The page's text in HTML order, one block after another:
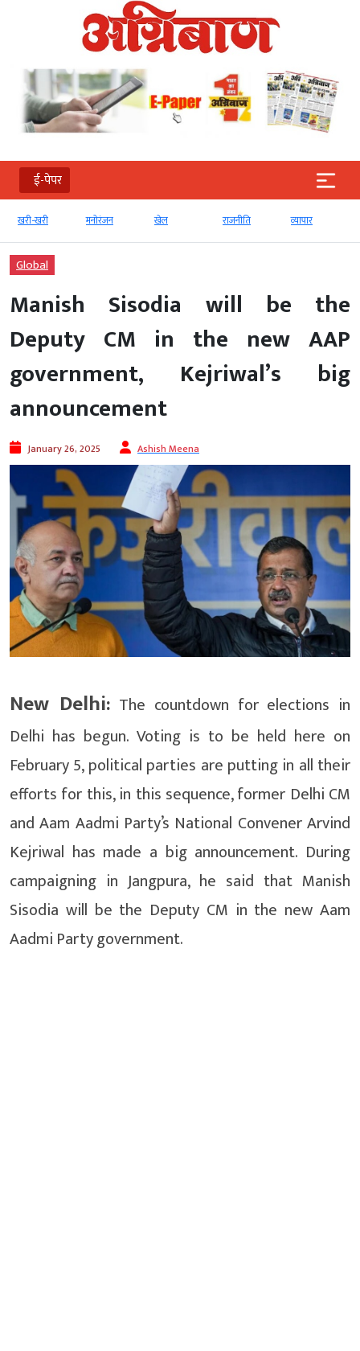
ई-पेपर
खरी-खरी मनोरंजन खेल राजनीति व्‍यापार
Global
Manish Sisodia will be the
Deputy CM in the new AAP
government, Kejriwal’s big
announcement
January 26, 2025 Ashish Meena
New Delhi: The countdown for elections in
Delhi has begun. Voting is to be held here on
February 5, political parties are putting in all their
efforts for this, in this sequence, former Delhi CM
and Aam Aadmi Party’s National Convener Arvind
Kejriwal has made a big announcement. During
campaigning in Jangpura, he said that Manish
Sisodia will be the Deputy CM in the new Aam
Aadmi Party government.